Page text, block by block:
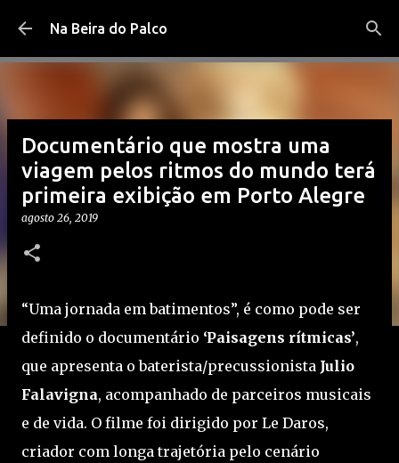
Pular para o conteúdo principal
Na Beira do Palco
Documentário que mostra uma
viagem pelos ritmos do mundo terá
primeira exibição em Porto Alegre
agosto 26, 2019
“Uma jornada em batimentos”, é como pode ser
definido o documentário ‘Paisagens rítmicas’,
que apresenta o baterista/precussionista Julio
Falavigna, acompanhado de parceiros musicais
e de vida. O filme foi dirigido por Le Daros,
criador com longa trajetória pelo cenário